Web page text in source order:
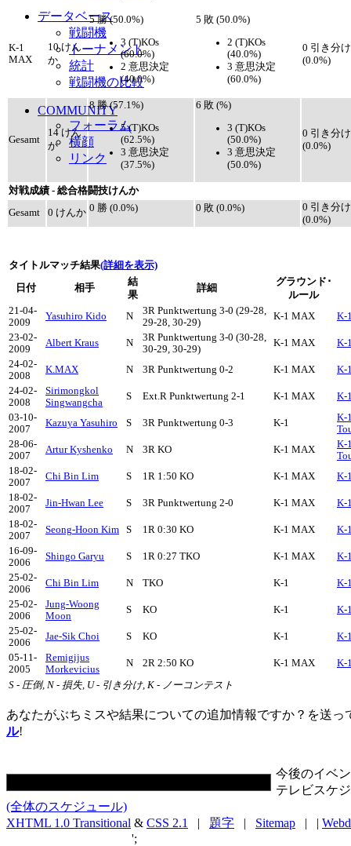
データベース
戦闘機
トーナメント
統計
戦闘機の比較
COMMUNITY
フォーラム
横顔
リンク
K-1
MAX
10 けん
か
5 勝 (50.0%)
3 (T)KOs
(60.0%)
2 意思決定
(40.0%)
5 敗 (50.0%)
2 (T)KOs
(40.0%)
3 意思決定
(60.0%)
0 引き分け
(0.0%)
Gesamt
14 けん
か
8 勝 (57.1%)
5 (T)KOs
(62.5%)
3 意思決定
(37.5%)
6 敗 (%)
3 (T)KOs
(50.0%)
3 意思決定
(50.0%)
0 引き分け
(0.0%)
対戦成績 - 総合格闘技けんか
Gesamt
0 けんか 0 勝 (0.0%) 0 敗 (0.0%)
0 引き分け
(0.0%)
タイトルマッチ結果(詳細を表示)
日付 相手
結
果
詳細
グラウンド･
ルール
21-04-
2009
Yasuhiro Kido N
3R Punktwertung 3-0 (29-28,
29-28, 30-29)
K-1 MAX
K-
23-02-
2009
Albert Kraus N
3R Punktwertung 3-0 (30-28,
30-29, 30-29)
K-1 MAX
K-
24-02-
2008
K.MAX N 3R Punktwertung 0-2 K-1 MAX
K-
24-02-
2008
Sirimongkol
Singwangcha
S Ext.R Punktwertung 2-1 K-1 MAX
K-
03-10-
2007
Kazuya Yasuhiro S 3R Punktwertung 0-3 K-1
K-
28-06-
2007
Artur Kyshenko N 3R KO K-1 MAX
K-
18-02-
2007
Chi Bin Lim S 1R 1:50 KO K-1 MAX
K-
18-02-
2007
Jin-Hwan Lee S 3R Punktwertung 2-0 K-1 MAX
K-
18-02-
2007
Seong-Hoon Kim S 1R 0:30 KO K-1 MAX
K-
16-09-
2006
Shingo Garyu S 1R 0:27 TKO K-1 MAX
K-
25-02-
2006
Chi Bin Lim N TKO K-1
K-
25-02-
2006
Jung-Woong
Moon
S KO K-1
K-
25-02-
2006
Jae-Sik Choi S KO K-1
K-
05-11-
2005
Remigijus
Morkevicius
N 2R 2:50 KO K-1 MAX
K-
S - 圧倒, N - 損失, U - 引き分け, K - ノーコンテスト
あなたがぶちミスや結果についての追加情報ですか？を送っ
ル!
今後のイベ
テレビスケ
(全体のスケジュール)
XHTML 1.0 Transitional & CSS 2.1 | 題字 | Sitemap | |
';